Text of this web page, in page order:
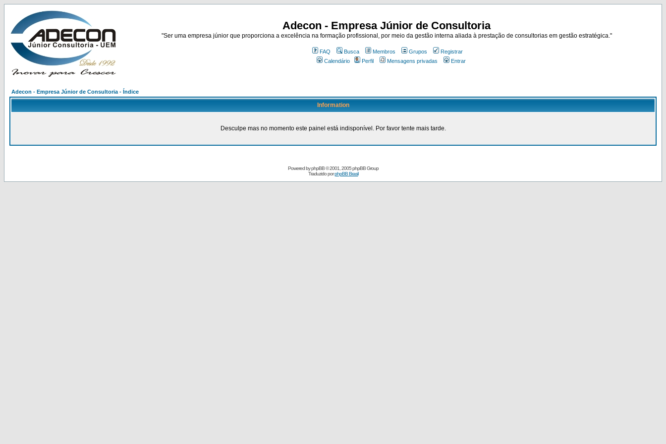
Adecon - Empresa Júnior de Consultoria
"Ser uma empresa júnior que proporciona a excelência na formação profissional, por meio da gestão interna aliada à prestação de consultorias em gestão estratégica."
FAQ Busca Membros Grupos
Registrar
Calendário
Perfil Mensagens privadas Entrar
Adecon - Empresa Júnior de Consultoria - Índice
Information
Desculpe mas no momento este painel está indisponível. Por favor tente mais tarde.
Powered byphpBB© 2001, 2005 phpBB Group
Traduzido porphpBB Brasil